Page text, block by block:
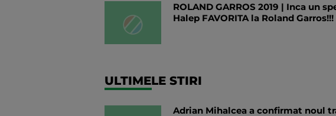
ROLAND GARROS 2019 | Inca un
Halep FAVORITA la Roland Garros!!!
ULTIMELE STIRI
Adrian Mihalcea a confirmat noul